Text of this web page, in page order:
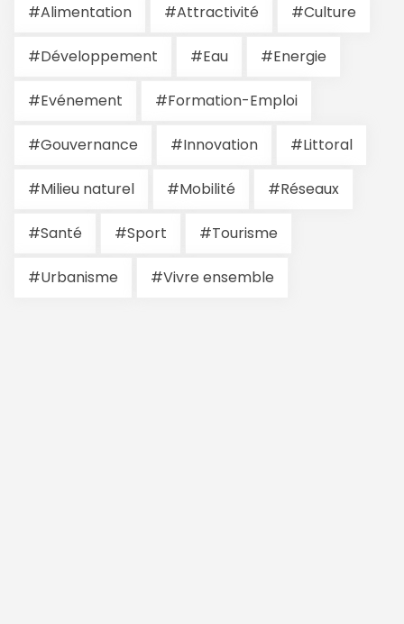
#Alimentation #Attractivité #Culture
#Développement #Eau #Energie
#Evénement #Formation-Emploi
#Gouvernance #Innovation #Littoral
#Milieu naturel #Mobilité #Réseaux
#Santé #Sport #Tourisme
#Urbanisme #Vivre ensemble